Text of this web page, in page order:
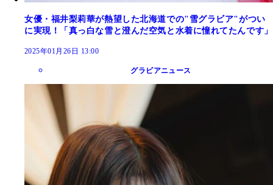
女優・福井梨莉華が熱望した北海道での"雪グラビア"がつい
に実現！「真っ白な雪と澄んだ空気と水着に憧れてたんです」
2025年01月26日 13:00
グラビアニュース